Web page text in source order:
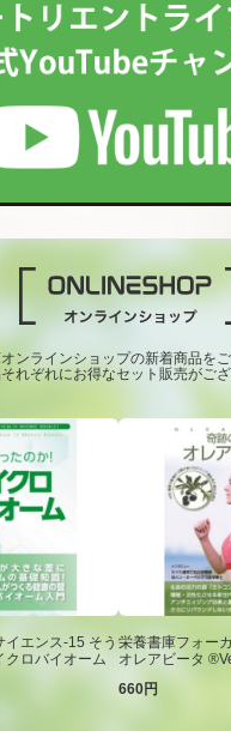
ンラインショップの新着商品をご
れぞれにお得なセット販売がござ
イエンス-15 そう
クロバイオーム
栄養書庫フォー
オレアビータ
660円